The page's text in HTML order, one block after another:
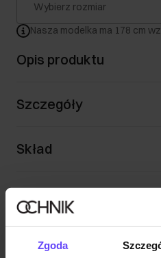
Zgoda
Wybierz rozmiar
Nasza modelka ma 178 cm
Opis produktu
Szczegóły
Skład
Opinie
Zestaw